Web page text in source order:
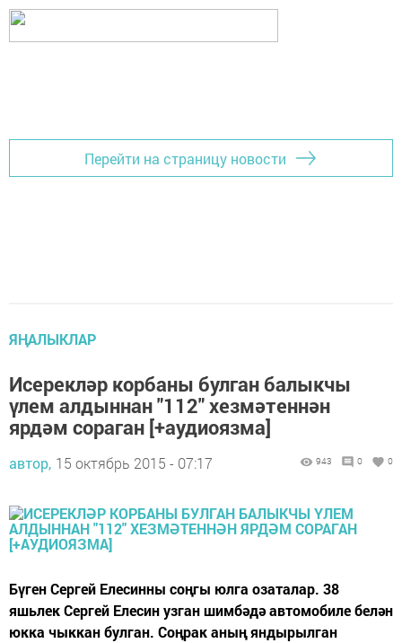
Перейти на страницу новости
ЯҢАЛЫКЛАР
Исерекләр корбаны булган балыкчы
үлем алдыннан "112" хезмәтеннән
ярдәм сораган [+аудиоязма]
автор, 15 октябрь 2015 - 07:17 943 0 0
Бүген Сергей Елесинны соңгы юлга озаталар. 38
яшьлек Сергей Елесин узган шимбәдә автомобиле белән
юкка чыккан булган. Соңрак аның яндырылган